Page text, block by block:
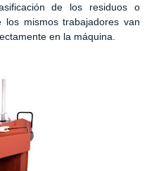
de los residuos o
los mismos trabajadores van
en la máquina.